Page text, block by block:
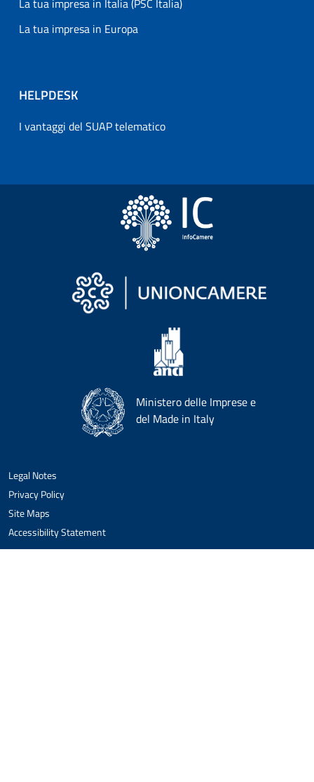
La tua impresa in Italia (PSC Italia)
La tua impresa in Europa
HELPDESK
I vantaggi del SUAP telematico
Ministero delle Imprese e
del Made in Italy
Legal Notes
Privacy Policy
Site Maps
Accessibility Statement